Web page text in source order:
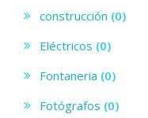
construcción
(0)
Eléctricos
(0)
Fontaneria
(0)
Fotógrafos
(0)